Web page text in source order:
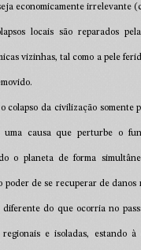
economicamente irrelevante
locais são reparados
vizinhas, tal como a pele
o colapso da civilização somente
uma causa que perturbe o
o planeta de forma
poder de se recuperar de danos
diferente do que ocorria no
regionais e isoladas, estando à